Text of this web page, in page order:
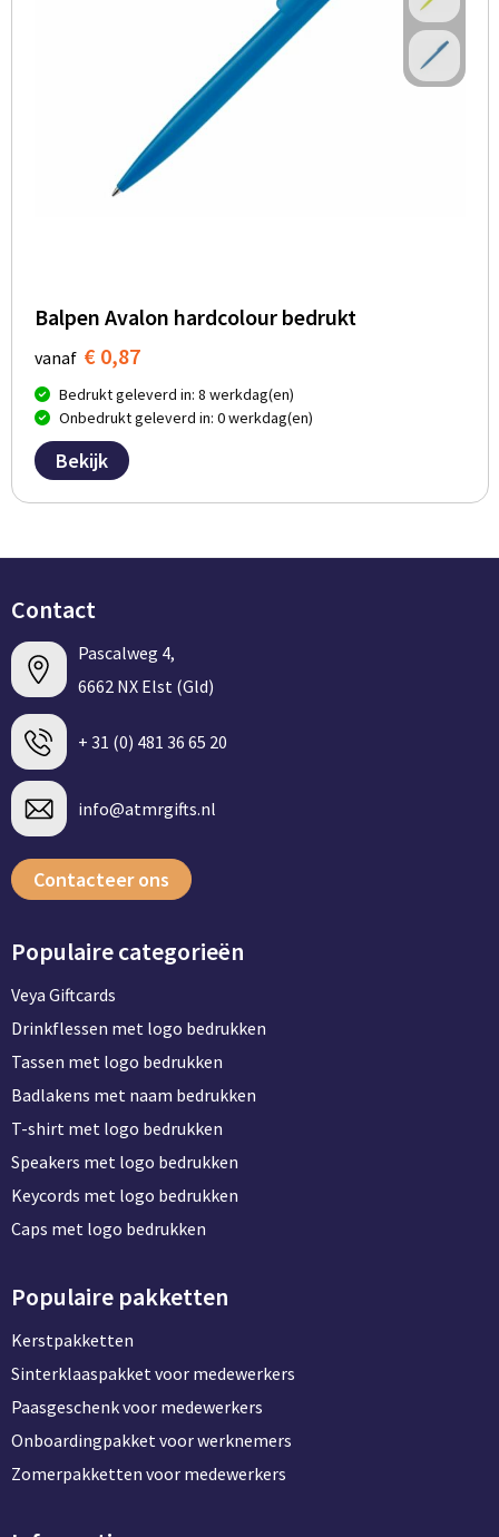
Balpen Avalon hardcolour bedrukt
vanaf € 0,87
Bedrukt geleverd in: 8 werkdag(en)
Onbedrukt geleverd in: 0 werkdag(en)
Bekijk
Contact
Pascalweg 4,
6662 NX Elst (Gld)
+ 31 (0) 481 36 65 20
info@atmrgifts.nl
Contacteer ons
Populaire categorieën
Veya Giftcards
Drinkflessen met logo bedrukken
Tassen met logo bedrukken
Badlakens met naam bedrukken
T-shirt met logo bedrukken
Speakers met logo bedrukken
Keycords met logo bedrukken
Caps met logo bedrukken
Populaire pakketten
Kerstpakketten
Sinterklaaspakket voor medewerkers
Paasgeschenk voor medewerkers
Onboardingpakket voor werknemers
Zomerpakketten voor medewerkers